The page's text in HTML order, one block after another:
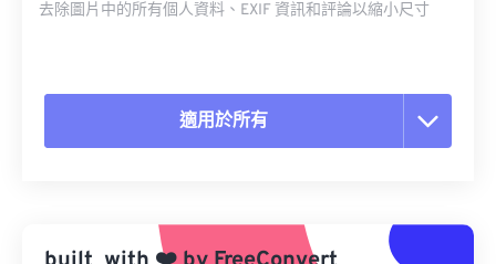
去除圖片中的所有個人資料、EXIF 資訊和評論以縮小尺寸
適用於所有